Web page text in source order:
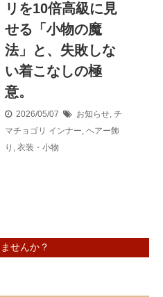
リを10倍高級に見
せる「小物の魔
法」と、失敗しな
い着こなしの極
意。
2026/05/07 お知らせ, チ
マチョゴリ インナー, ヘアー飾
り , 衣装・小物
せんか？